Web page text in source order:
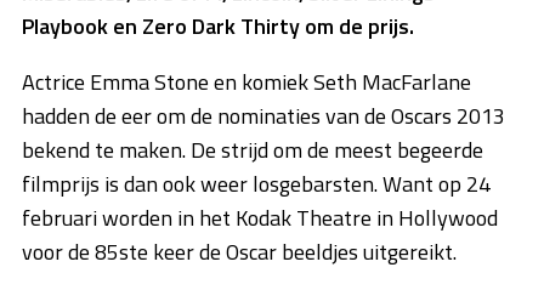
Playbook en Zero Dark Thirty om de prijs.
Actrice Emma Stone en komiek Seth MacFarlane
hadden de eer om de nominaties van de Oscars 2013
bekend te maken. De strijd om de meest begeerde
filmprijs is dan ook weer losgebarsten. Want op 24
februari worden in het Kodak Theatre in Hollywood
voor de 85ste keer de Oscar beeldjes uitgereikt.